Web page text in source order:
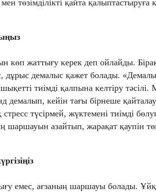
төзімділікті қайта қалыптастыруға
көп жаттығу керек деп ойлайды.
дұрыс демалыс қажет болады.
тиімді қалпына келтіру
демалып, кейін тағы бірнеше
түсірмей, жүктемені тиімді
шаршауын азайтып, жарақат қаупін
емес, ағзаның шаршауы болады.